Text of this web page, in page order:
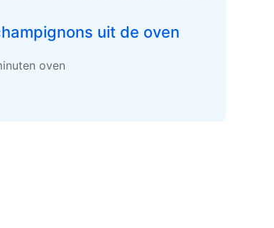
uit de oven
oven